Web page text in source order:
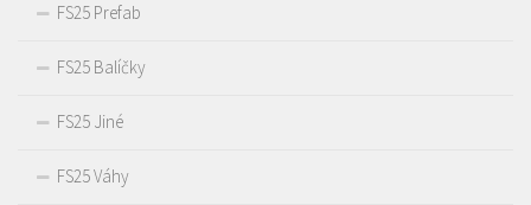
FS25 Prefab
FS25 Balíčky
FS25 Jiné
FS25 Váhy